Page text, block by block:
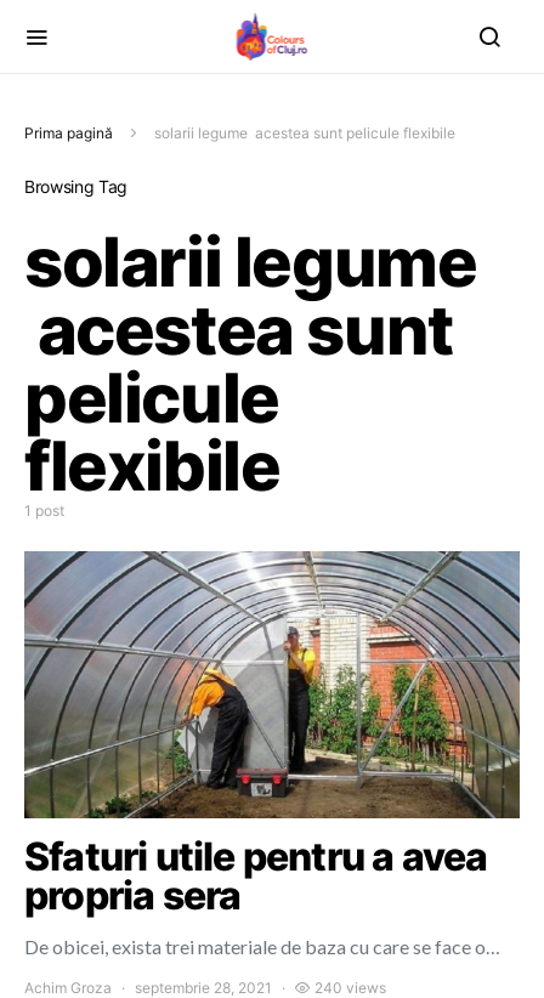
Prima pagină solarii legume acestea sunt pelicule flexibile
Browsing Tag
solarii legume
acestea sunt
pelicule
flexibile
1 post
Sfaturi utile pentru a avea
propria sera
De obicei, exista trei materiale de baza cu care se face o…
Achim Groza septembrie 28, 2021 240 views